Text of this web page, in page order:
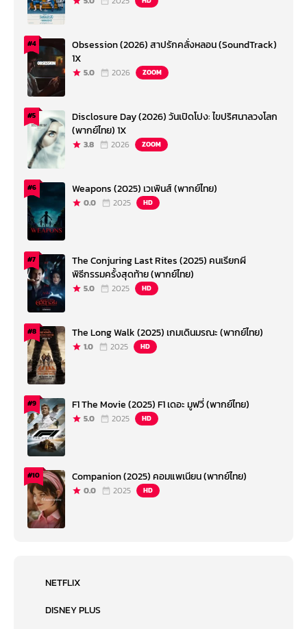
#4
Obsession (2026) สาปรักคลั่งหลอน (SoundTrack)
1X
5.0 2026 ZOOM
#5
Disclosure Day (2026) วันเปิดโปง: ไขปริศนาลวงโลก
(พากย์ไทย) 1X
3.8 2026 ZOOM
#6 Weapons (2025) เวเพินส์ (พากย์ไทย)
0.0 2025 HD
#7
The Conjuring Last Rites (2025) คนเรียกผี
พิธีกรรมครั้งสุดท้าย (พากย์ไทย)
5.0 2025 HD
#8 The Long Walk (2025) เกมเดินมรณะ (พากย์ไทย)
1.0 2025 HD
#9 F1 The Movie (2025) F1 เดอะ มูฟวี่ (พากย์ไทย)
5.0 2025 HD
#10 Companion (2025) คอมแพเนียน (พากย์ไทย)
0.0 2025 HD
NETFLIX
DISNEY PLUS